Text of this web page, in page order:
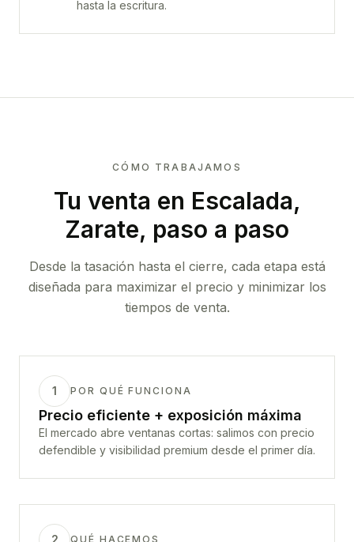
hasta la escritura.
CÓMO TRABAJAMOS
Tu venta en Escalada,
Zarate, paso a paso
Desde la tasación hasta el cierre, cada etapa está
diseñada para maximizar el precio y minimizar los
tiempos de venta.
1 POR QUÉ FUNCIONA
Precio eficiente + exposición máxima
El mercado abre ventanas cortas: salimos con precio
defendible y visibilidad premium desde el primer día.
2 QUÉ HACEMOS